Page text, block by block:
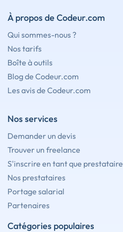
À propos de Codeur.com
Qui sommes-nous ?
Nos tarifs
Boîte à outils
Blog de Codeur.com
Les avis de Codeur.com
Nos services
Demander un devis
Trouver un freelance
S'inscrire en tant que prestataire
Nos prestataires
Portage salarial
Partenaires
Catégories populaires